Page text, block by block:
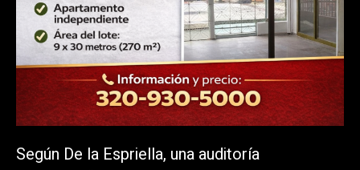
Según De la Espriella, una auditoría